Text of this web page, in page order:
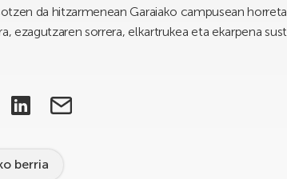
da hitzarmenean Garaiako campusean
ezagutzaren sorrera, elkartrukea eta ekarpena
berria